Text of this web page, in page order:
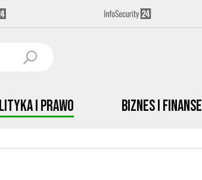
i prawo Biznes i Finanse